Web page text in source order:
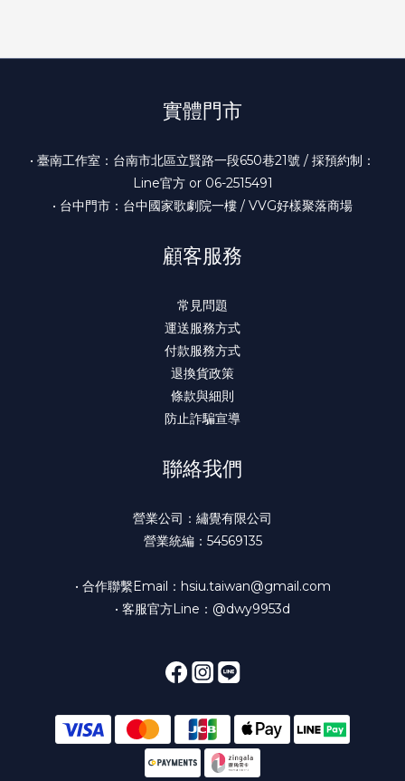
實體門市
• 臺南工作室：台南市北區立賢路一段650巷21號 / 採預約制：
Line官方 or 06-2515491
• 台中門市：台中國家歌劇院一樓 / VVG好樣聚落商場
顧客服務
常見問題
運送服務方式
付款服務方式
退換貨政策
條款與細則
防止詐騙宣導
聯絡我們
營業公司：繡覺有限公司
營業統編：54569135
• 合作聯繫Email：hsiu.taiwan@gmail.com
• 客服官方Line：@dwy9953d